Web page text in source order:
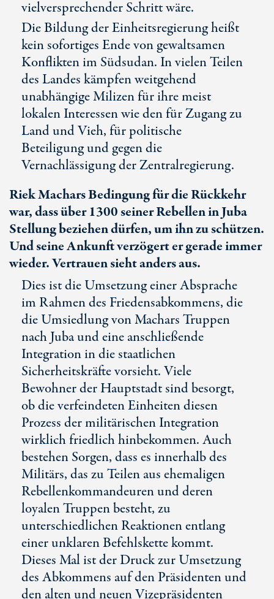
vielversprechender Schritt wäre.
Die Bildung der Einheitsregierung heißt
kein sofortiges Ende von gewaltsamen
Konflikten im Südsudan. In vielen Teilen
des Landes kämpfen weitgehend
unabhängige Milizen für ihre meist
lokalen Interessen wie den für Zugang zu
Land und Vieh, für politische
Beteiligung und gegen die
Vernachlässigung der Zentralregierung.
Riek Machars Bedingung für die Rückkehr
war, dass über 1300 seiner Rebellen in Juba
Stellung beziehen dürfen, um ihn zu schützen.
Und seine Ankunft verzögert er gerade immer
wieder. Vertrauen sieht anders aus.
Dies ist die Umsetzung einer Absprache
im Rahmen des Friedensabkommens, die
die Umsiedlung von Machars Truppen
nach Juba und eine anschließende
Integration in die staatlichen
Sicherheitskräfte vorsieht. Viele
Bewohner der Hauptstadt sind besorgt,
ob die verfeindeten Einheiten diesen
Prozess der militärischen Integration
wirklich friedlich hinbekommen. Auch
bestehen Sorgen, dass es innerhalb des
Militärs, das zu Teilen aus ehemaligen
Rebellenkommandeuren und deren
loyalen Truppen besteht, zu
unterschiedlichen Reaktionen entlang
einer unklaren Befehlskette kommt.
Dieses Mal ist der Druck zur Umsetzung
des Abkommens auf den Präsidenten und
den alten und neuen Vizepräsidenten